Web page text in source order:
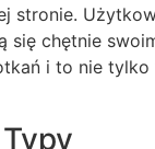
stronie.
się chętnie
i to nie tylko